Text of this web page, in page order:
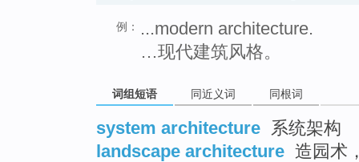
例：
...modern architecture.
…现代建筑风格。
词组短语 同近义词 同根词
system architecture 系统架构
landscape architecture 造园术